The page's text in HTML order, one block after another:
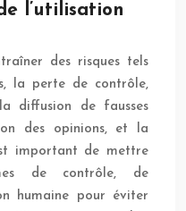
l’utilisation
des risques tels
la perte de contrôle,
diffusion de fausses
des opinions, et la
important de mettre
de contrôle, de
humaine pour éviter